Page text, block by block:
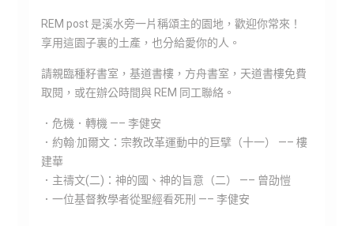
REM post 是溪水旁一片稱頌主的園地，歡迎你常來！
享用這園子裏的土產，也分給愛你的人。
請親臨種籽書室，基道書樓，方舟書室，天道書樓免費
取閱，或在辦公時間與 REM 同工聯絡。
．危機．轉機 —– 李健安
．約翰·加爾文：宗教改革運動中的巨擘（十一） —– 樓
建華
．主禱文(二)：神的國、神的旨意（二） —– 曾劭愷
．一位基督教學者從聖經看死刑 —– 李健安